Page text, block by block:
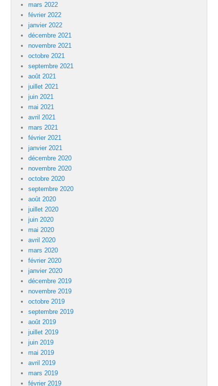
mars 2022
février 2022
janvier 2022
décembre 2021
novembre 2021
octobre 2021
septembre 2021
août 2021
juillet 2021
juin 2021
mai 2021
avril 2021
mars 2021
février 2021
janvier 2021
décembre 2020
novembre 2020
octobre 2020
septembre 2020
août 2020
juillet 2020
juin 2020
mai 2020
avril 2020
mars 2020
février 2020
janvier 2020
décembre 2019
novembre 2019
octobre 2019
septembre 2019
août 2019
juillet 2019
juin 2019
mai 2019
avril 2019
mars 2019
février 2019